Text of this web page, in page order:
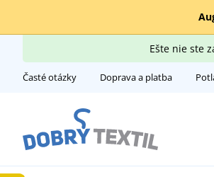
Ešte nie ste
Časté otázky Doprava a platba